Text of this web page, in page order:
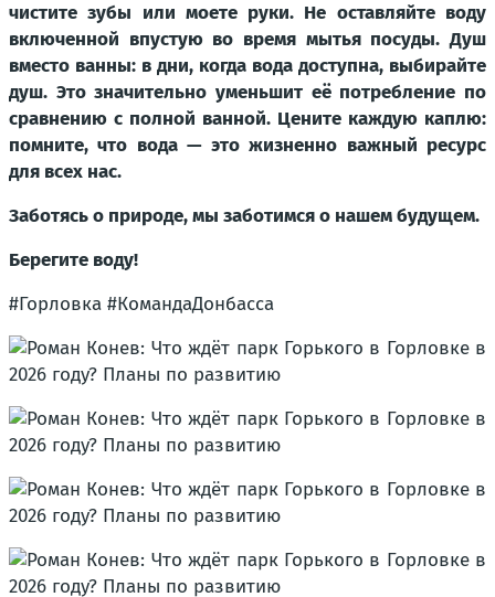
чистите зубы или моете руки. Не оставляйте воду
включенной впустую во время мытья посуды. Душ
вместо ванны: в дни, когда вода доступна, выбирайте
душ. Это значительно уменьшит её потребление по
сравнению с полной ванной. Цените каждую каплю:
помните, что вода — это жизненно важный ресурс
для всех нас.
Заботясь о природе, мы заботимся о нашем будущем.
Берегите воду!
#Горловка #КомандаДонбасса